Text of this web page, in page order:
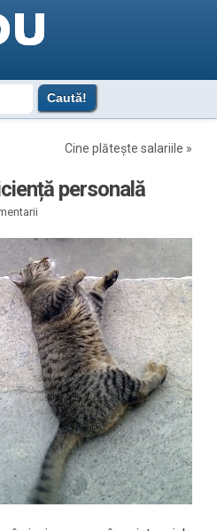
Cine plătește salariile »
personală